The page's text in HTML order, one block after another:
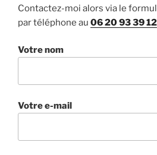
Contactez-moi alors via le
par téléphone au 06 20 93 39 12
Votre nom
Votre e-mail